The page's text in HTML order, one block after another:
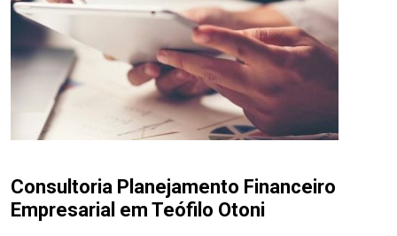
Consultoria Planejamento Financeiro
Empresarial em Teófilo Otoni